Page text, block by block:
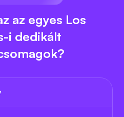
az egyes Los
i dedikált